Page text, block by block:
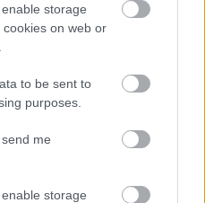
storage
on web or
to be sent to
purposes.
me
storage